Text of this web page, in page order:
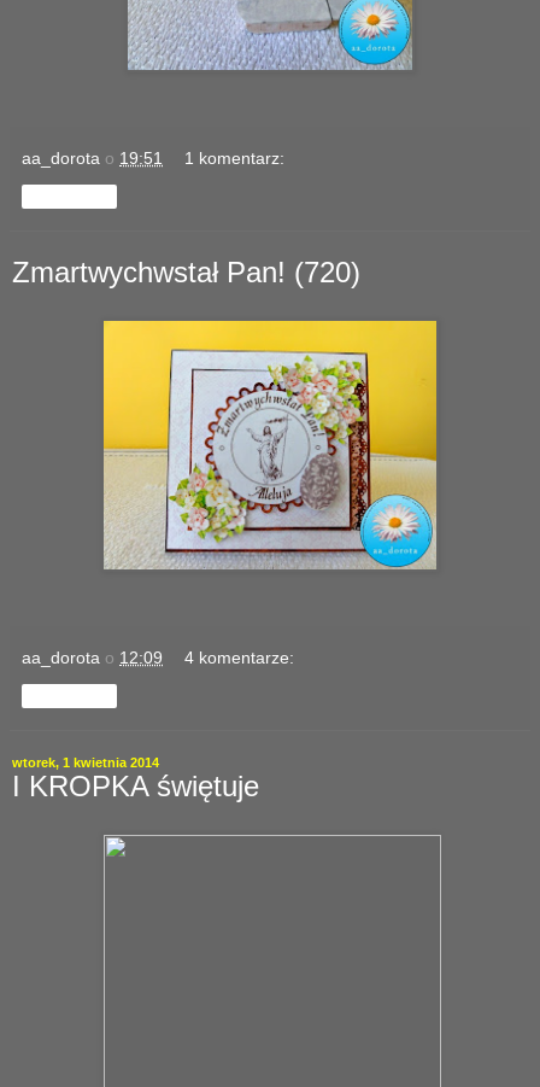
aa_dorota o 19:51 1 komentarz:
Zmartwychwstał Pan! (720)
aa_dorota o 12:09 4 komentarze:
wtorek, 1 kwietnia 2014
I KROPKA świętuje